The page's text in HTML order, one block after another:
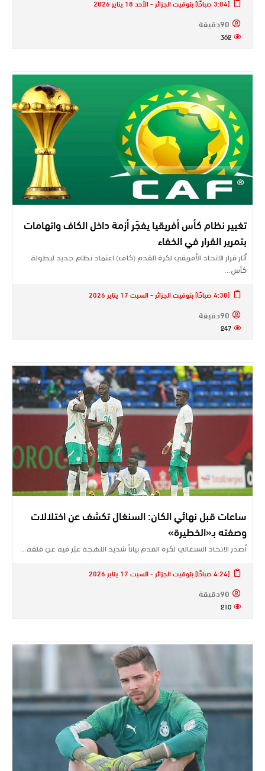
[3:04 صباحًا] بتوقيت الجزائر - الأحد 18 يناير 2026
90دقيقة
362
تغيير نظام كأس أفريقيا يفجّر أزمة داخل الكاف واتهامات
بتمرير القرار في الخفاء
أثار قرار الاتحاد الأفريقي لكرة القدم (كاف) اعتماد نظام جديد لبطولة
كأس…
[4:30 صباحًا] بتوقيت الجزائر - السبت 17 يناير 2026
90دقيقة
247
ساعات قبل نهائي الكان: السنغال تكشف عن اختلالات
وصفته بـ«الخطيرة»
أصدر الاتحاد السنغالي لكرة القدم بياناً شديد اللهجة عبّر فيه عن قلقه…
[4:24 صباحًا] بتوقيت الجزائر - السبت 17 يناير 2026
90دقيقة
210